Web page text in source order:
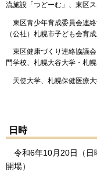
流施設「つどーむ」、東区ス
東区青少年育成委員会連絡
（公社）札幌市子ども会育
東区健康づくり連絡協議
門学校、札幌大谷大学・札
天使大学、札幌保健医療大
日時
令和6年10月20日（
開場）